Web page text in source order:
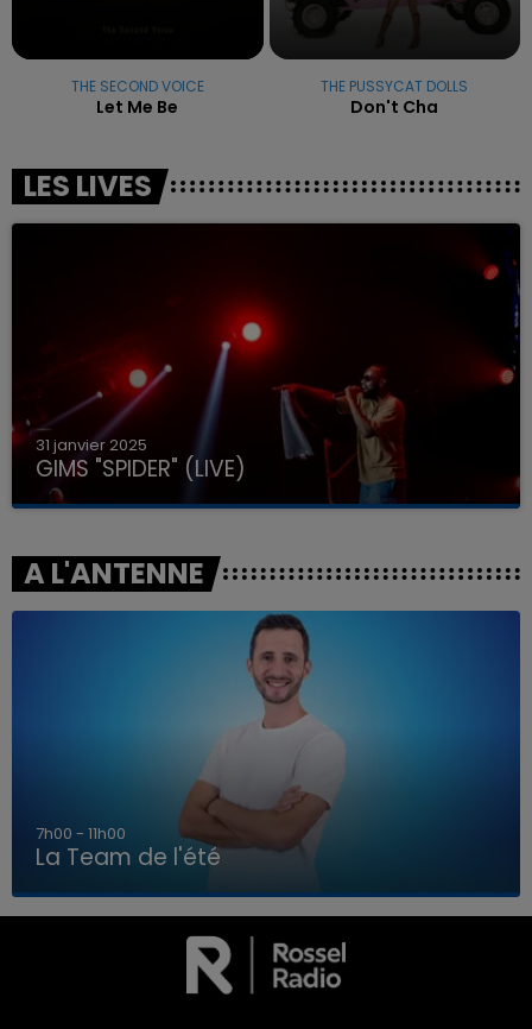
LA TEAM DE L'ÉTÉ
THE SECOND VOICE
Let Me Be
THE PUSSYCAT DOLLS
Don't Cha
LES LIVES
31 janvier 2025
GIMS "SPIDER" (LIVE)
A L'ANTENNE
7h00 - 11h00
La Team de l'été